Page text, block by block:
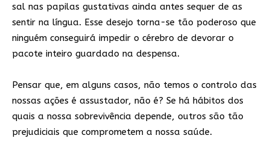
sal nas papilas gustativas ainda antes sequer de as
sentir na língua. Esse desejo torna-se tão poderoso que
ninguém conseguirá impedir o cérebro de devorar o
pacote inteiro guardado na despensa.
Pensar que, em alguns casos, não temos o controlo das
nossas ações é assustador, não é? Se há hábitos dos
quais a nossa sobrevivência depende, outros são tão
prejudiciais que comprometem a nossa saúde.